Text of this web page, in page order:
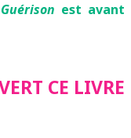
est avant
CE LIVRE